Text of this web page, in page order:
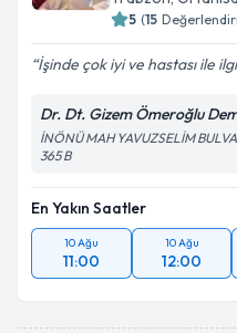
5 (15
İşinde çok iyi ve hastası ile
Dr. Dt. Gizem Ömeroğlu
İNÖNÜ MAH YAVUZSELİM
365 B
En Yakın Saatler
10 Ağu
11:00
10 Ağu
12:00